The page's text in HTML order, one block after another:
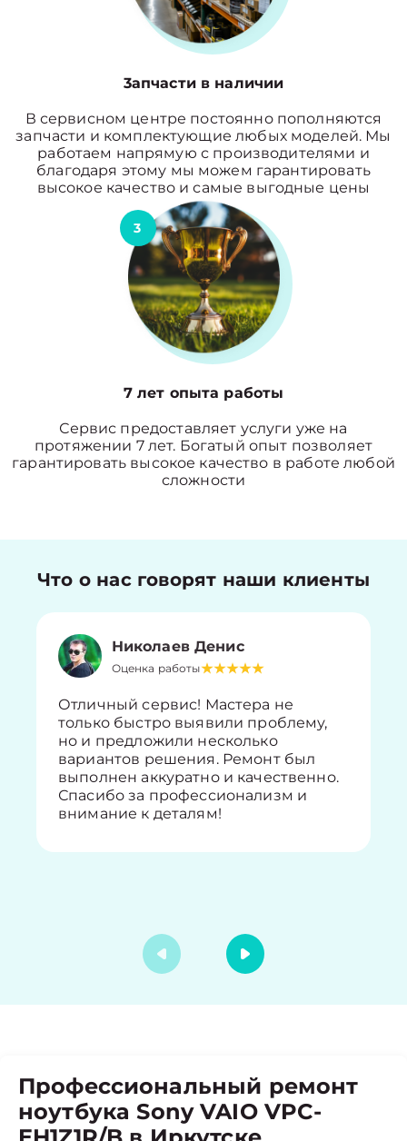
3апчасти в наличии
В сервисном центре постоянно пополняются
запчасти и комплектующие любых моделей. Мы
работаем напрямую с производителями и
благодаря этому мы можем гарантировать
высокое качество и самые выгодные цены
3
7 лет опыта работы
Сервис предоставляет услуги уже на
протяжении 7 лет. Богатый опыт позволяет
гарантировать высокое качество в работе любой
сложности
Что о нас говорят наши клиенты
Николаев Денис
Оценка работы
Отличный сервис! Мастера не
только быстро выявили проблему,
но и предложили несколько
вариантов решения. Ремонт был
выполнен аккуратно и качественно.
Спасибо за профессионализм и
внимание к деталям!
Профессиональный ремонт
ноутбука Sony VAIO VPC-